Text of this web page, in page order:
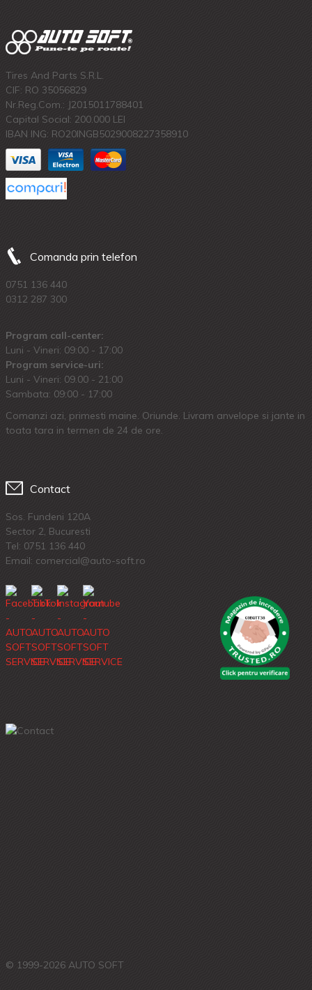
Tires And Parts S.R.L.
CIF: RO 35056829
Nr.Reg.Com.: J2015011788401
Capital Social: 200.000 LEI
IBAN ING: RO20INGB5029008227358910
Comanda prin telefon
0751 136 440
0312 287 300
Program call-center:
Luni - Vineri: 09:00 - 17:00
Program service-uri:
Luni - Vineri: 09.00 - 21:00
Sambata: 09:00 - 17:00
Comanzi azi, primesti maine. Oriunde. Livram anvelope si jante in
toata tara in termen de 24 de ore.
Contact
Sos. Fundeni 120A
Sector 2, Bucuresti
Tel: 0751 136 440
Email: comercial@auto-soft.ro
© 1999-2026 AUTO SOFT